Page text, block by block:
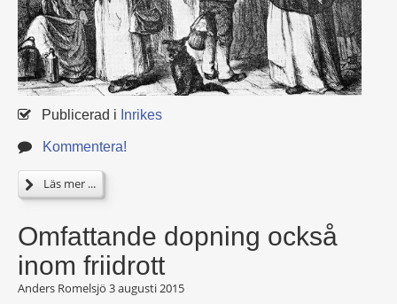
Publicerad i Inrikes
Kommentera!
Läs mer ...
Omfattande dopning också
inom friidrott
Anders Romelsjö 3 augusti 2015